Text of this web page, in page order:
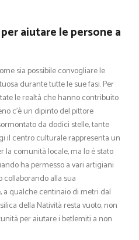
aiutare le persone a
sia possibile convogliare le
durante tutte le sue fasi. Per
le realtà che hanno contribuito
c’è un dipinto del pittore
da dodici stelle, tante
il centro culturale rappresenta un
la comunità locale, ma lo è stato
ha permesso a vari artigiani
alla sua
qualche centinaio di metri dal
della Natività resta vuoto, non
per aiutare i betlemiti a non